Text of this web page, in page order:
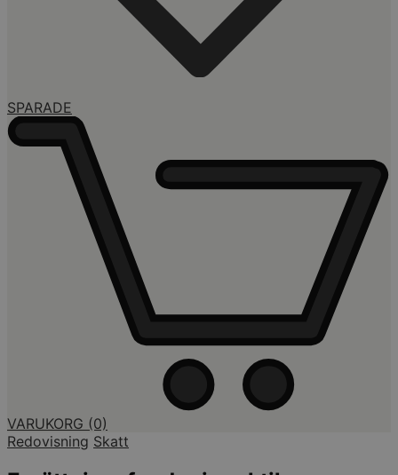
SPARADE
VARUKORG (0)
Redovisning Skatt